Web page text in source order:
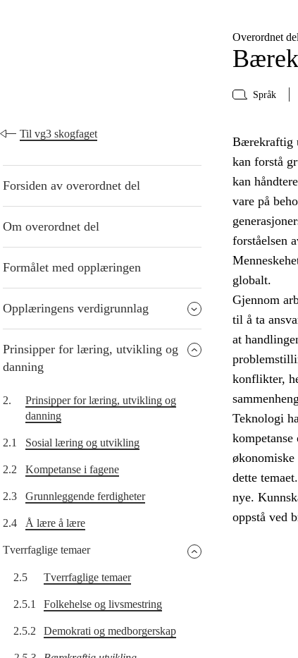
Overordnet del
Språk
Til vg3 skogfaget
Forsiden av overordnet del
Om overordnet del
Formålet med opplæringen
Opplæringens verdigrunnlag
Prinsipper for læring, utvikling og
danning
2.
Prinsipper for læring, utvikling og
danning
2.1 Sosial læring og utvikling
2.2 Kompetanse i fagene
2.3 Grunnleggende ferdigheter
2.4 Å lære å lære
Tverrfaglige temaer
2.5 Tverrfaglige temaer
2.5.1 Folkehelse og livsmestring
2.5.2 Demokrati og medborgerskap
Bærekraftig
kan forstå
kan
vare på
forståelsen
globalt.
Gjennom
til å ta
at
konflikter,
Teknologi
dette
nye.
oppstå ved